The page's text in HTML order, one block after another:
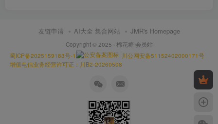
友链申请 AI大全 集合网站 JMR's Homepage
Copyright © 2025 · 棉花糖 会员站
蜀ICP备2025159183号-1
川公网安备51152402000171号
增值电信业务经营许可证：川B2-20260508